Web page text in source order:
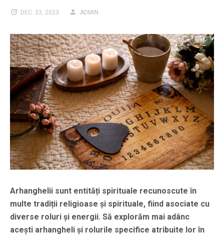
DEC. 23, 2023 ADMIN
Arhanghelii sunt entități spirituale recunoscute în
multe tradiții religioase și spirituale, fiind asociate cu
diverse roluri și energii. Să explorăm mai adânc
acești arhangheli și rolurile specifice atribuite lor în